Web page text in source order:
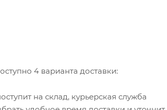
4 варианта доставки:
на склад, курьерская служба